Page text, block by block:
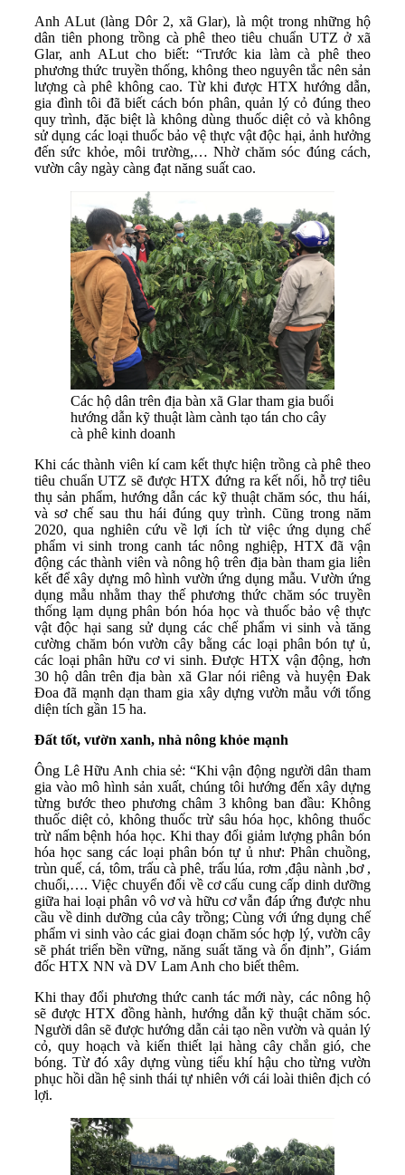
Anh ALut (làng Dôr 2, xã Glar), là một trong những hộ
dân tiên phong trồng cà phê theo tiêu chuẩn UTZ ở xã
Glar, anh ALut cho biết: “Trước kia làm cà phê theo
phương thức truyền thống, không theo nguyên tắc nên sản
lượng cà phê không cao. Từ khi được HTX hướng dẫn,
gia đình tôi đã biết cách bón phân, quản lý cỏ đúng theo
quy trình, đặc biệt là không dùng thuốc diệt cỏ và không
sử dụng các loại thuốc bảo vệ thực vật độc hại, ảnh hưởng
đến sức khỏe, môi trường,… Nhờ chăm sóc đúng cách,
vườn cây ngày càng đạt năng suất cao.
Các hộ dân trên địa bàn xã Glar tham gia buổi
hướng dẫn kỹ thuật làm cành tạo tán cho cây
cà phê kinh doanh
Khi các thành viên kí cam kết thực hiện trồng cà phê theo
tiêu chuẩn UTZ sẽ được HTX đứng ra kết nối, hỗ trợ tiêu
thụ sản phẩm, hướng dẫn các kỹ thuật chăm sóc, thu hái,
và sơ chế sau thu hái đúng quy trình. Cũng trong năm
2020, qua nghiên cứu về lợi ích từ việc ứng dụng chế
phẩm vi sinh trong canh tác nông nghiệp, HTX đã vận
động các thành viên và nông hộ trên địa bàn tham gia liên
kết để xây dựng mô hình vườn ứng dụng mẫu. Vườn ứng
dụng mẫu nhằm thay thế phương thức chăm sóc truyền
thống lạm dụng phân bón hóa học và thuốc bảo vệ thực
vật độc hại sang sử dụng các chế phẩm vi sinh và tăng
cường chăm bón vườn cây bằng các loại phân bón tự ủ,
các loại phân hữu cơ vi sinh. Được HTX vận động, hơn
30 hộ dân trên địa bàn xã Glar nói riêng và huyện Đak
Đoa đã mạnh dạn tham gia xây dựng vườn mẫu với tổng
diện tích gần 15 ha.
Đất tốt, vườn xanh, nhà nông khỏe mạnh
Ông Lê Hữu Anh chia sẻ: “Khi vận động người dân tham
gia vào mô hình sản xuất, chúng tôi hướng đến xây dựng
từng bước theo phương châm 3 không ban đầu: Không
thuốc diệt cỏ, không thuốc trừ sâu hóa học, không thuốc
trừ nấm bệnh hóa học. Khi thay đổi giảm lượng phân bón
hóa học sang các loại phân bón tự ủ như: Phân chuồng,
trùn quế, cá, tôm, trấu cà phê, trấu lúa, rơm ,đậu nành ,bơ ,
chuối,…. Việc chuyển đổi về cơ cấu cung cấp dinh dưỡng
giữa hai loại phân vô vơ và hữu cơ vẫn đáp ứng được nhu
cầu về dinh dưỡng của cây trồng; Cùng với ứng dụng chế
phẩm vi sinh vào các giai đoạn chăm sóc hợp lý, vườn cây
sẽ phát triển bền vững, năng suất tăng và ổn định”, Giám
đốc HTX NN và DV Lam Anh cho biết thêm.
Khi thay đổi phương thức canh tác mới này, các nông hộ
sẽ được HTX đồng hành, hướng dẫn kỹ thuật chăm sóc.
Người dân sẽ được hướng dẫn cải tạo nền vườn và quản lý
cỏ, quy hoạch và kiến thiết lại hàng cây chắn gió, che
bóng. Từ đó xây dựng vùng tiểu khí hậu cho từng vườn
phục hồi dần hệ sinh thái tự nhiên với cái loài thiên địch có
lợi.